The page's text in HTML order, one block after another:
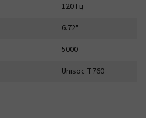
120 Гц
6.72"
5000
Unisoc T760